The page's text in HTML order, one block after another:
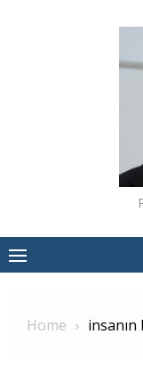
Home insanın